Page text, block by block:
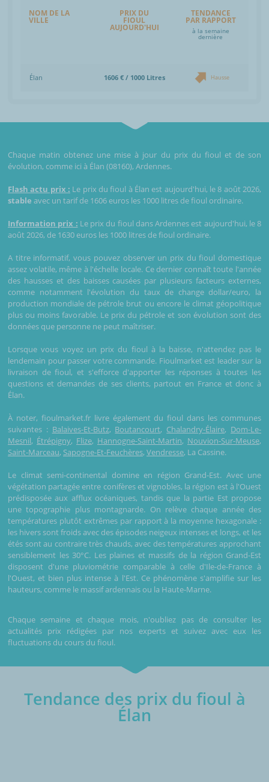
NOM DE LA
VILLE
PRIX DU
FIOUL
AUJOURD'HUI
TENDANCE
PAR RAPPORT
à la semaine
dernière
Élan 1606 € / 1000 Litres Hausse
Chaque matin obtenez une mise à jour du prix du fioul et de son
évolution, comme ici à Élan (08160), Ardennes.
Flash actu prix : Le prix du fioul à Élan est aujourd'hui, le 8 août 2026,
stable avec un tarif de 1606 euros les 1000 litres de fioul ordinaire.
Information prix : Le prix du fioul dans Ardennes est aujourd'hui, le 8
août 2026, de 1630 euros les 1000 litres de fioul ordinaire.
A titre informatif, vous pouvez observer un prix du fioul domestique
assez volatile, même à l'échelle locale. Ce dernier connaît toute l'année
des hausses et des baisses causées par plusieurs facteurs externes,
comme notamment l'évolution du taux de change dollar/euro, la
production mondiale de pétrole brut ou encore le climat géopolitique
plus ou moins favorable. Le prix du pétrole et son évolution sont des
données que personne ne peut maîtriser.
Lorsque vous voyez un prix du fioul à la baisse, n'attendez pas le
lendemain pour passer votre commande. Fioulmarket est leader sur la
livraison de fioul, et s'efforce d'apporter les réponses à toutes les
questions et demandes de ses clients, partout en France et donc à
Élan.
À noter, fioulmarket.fr livre également du fioul dans les communes
suivantes : Balaives-Et-Butz, Boutancourt, Chalandry-Élaire, Dom-Le-
Mesnil, Étrépigny, Flize, Hannogne-Saint-Martin, Nouvion-Sur-Meuse,
Saint-Marceau, Sapogne-Et-Feuchères, Vendresse, La Cassine.
Le climat semi-continental domine en région Grand-Est. Avec une
végétation partagée entre conifères et vignobles, la région est à l'Ouest
prédisposée aux afflux océaniques, tandis que la partie Est propose
une topographie plus montagnarde. On relève chaque année des
températures plutôt extrêmes par rapport à la moyenne hexagonale :
les hivers sont froids avec des épisodes neigeux intenses et longs, et les
étés sont au contraire très chauds, avec des températures approchant
sensiblement les 30°C. Les plaines et massifs de la région Grand-Est
disposent d'une pluviométrie comparable à celle d'Ile-de-France à
l'Ouest, et bien plus intense à l'Est. Ce phénomène s'amplifie sur les
hauteurs, comme le massif ardennais ou la Haute-Marne.
Chaque semaine et chaque mois, n'oubliez pas de consulter les
actualités prix rédigées par nos experts et suivez avec eux les
fluctuations du cours du fioul.
Tendance des prix du fioul à
Élan